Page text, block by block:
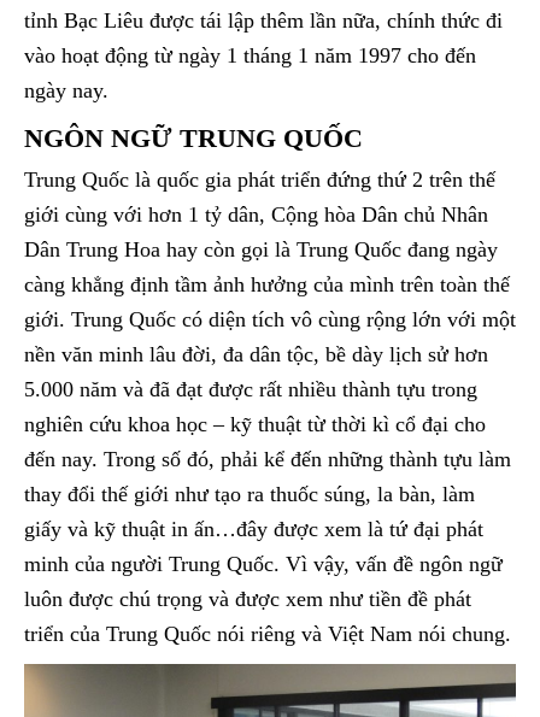
tỉnh Bạc Liêu được tái lập thêm lần nữa, chính thức đi
vào hoạt động từ ngày 1 tháng 1 năm 1997 cho đến
ngày nay.
NGÔN NGỮ TRUNG QUỐC
Trung Quốc là quốc gia phát triển đứng thứ 2 trên thế
giới cùng với hơn 1 tỷ dân, Cộng hòa Dân chủ Nhân
Dân Trung Hoa hay còn gọi là Trung Quốc đang ngày
càng khẳng định tầm ảnh hưởng của mình trên toàn thế
giới. Trung Quốc có diện tích vô cùng rộng lớn với một
nền văn minh lâu đời, đa dân tộc, bề dày lịch sử hơn
5.000 năm và đã đạt được rất nhiều thành tựu trong
nghiên cứu khoa học – kỹ thuật từ thời kì cổ đại cho
đến nay. Trong số đó, phải kể đến những thành tựu làm
thay đổi thế giới như tạo ra thuốc súng, la bàn, làm
giấy và kỹ thuật in ấn…đây được xem là tứ đại phát
minh của người Trung Quốc. Vì vậy, vấn đề ngôn ngữ
luôn được chú trọng và được xem như tiền đề phát
triển của Trung Quốc nói riêng và Việt Nam nói chung.